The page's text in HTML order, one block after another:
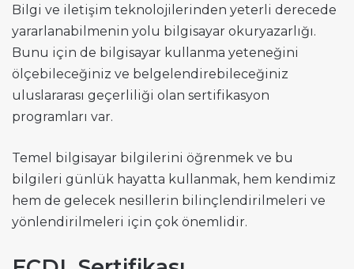
Bilgi ve iletişim teknolojilerinden yeterli derecede
yararlanabilmenin yolu bilgisayar okuryazarlığı.
Bunu için de bilgisayar kullanma yeteneğini
ölçebileceğiniz ve belgelendirebileceğiniz
uluslararası geçerliliği olan sertifikasyon
programları var.
Temel bilgisayar bilgilerini öğrenmek ve bu
bilgileri günlük hayatta kullanmak, hem kendimiz
hem de gelecek nesillerin bilinçlendirilmeleri ve
yönlendirilmeleri için çok önemlidir.